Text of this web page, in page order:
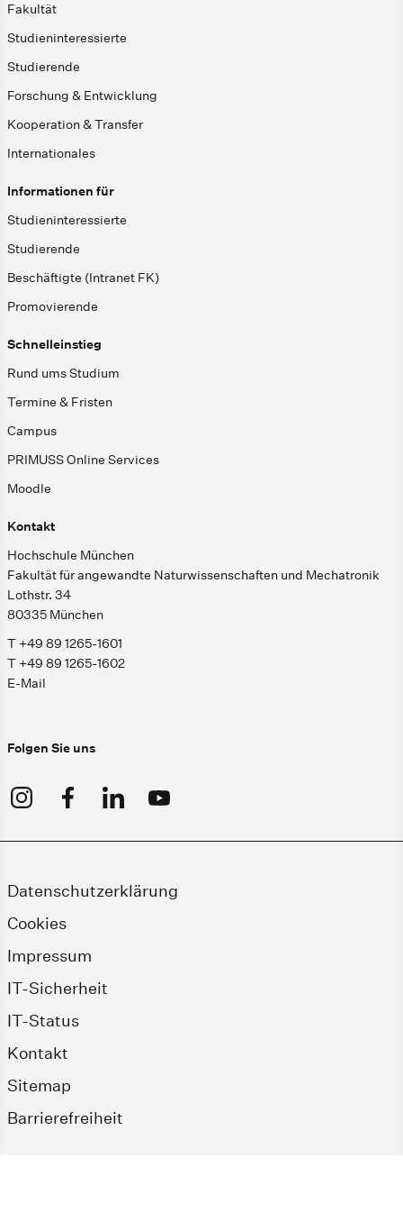
Fakultät
Studieninteressierte
Studierende
Forschung & Entwicklung
Kooperation & Transfer
Internationales
Informationen für
Studieninteressierte
Studierende
Beschäftigte (Intranet FK)
Promovierende
Schnelleinstieg
Rund ums Studium
Termine & Fristen
Campus
PRIMUSS Online Services
Moodle
Kontakt
Hochschule München
Fakultät für angewandte Naturwissenschaften und Mechatronik
Lothstr. 34
80335 München
T +49 89 1265-1601
T +49 89 1265-1602
E-Mail
Folgen Sie uns
Datenschutzerklärung
Cookies
Impressum
IT-Sicherheit
IT-Status
Kontakt
Sitemap
Barrierefreiheit